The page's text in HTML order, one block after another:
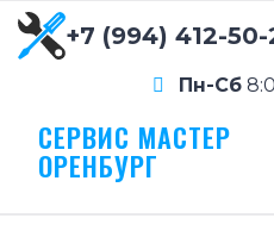
+7 (994) 412-
Пн-Сб
СЕРВИС МАСТЕР
ОРЕНБУРГ